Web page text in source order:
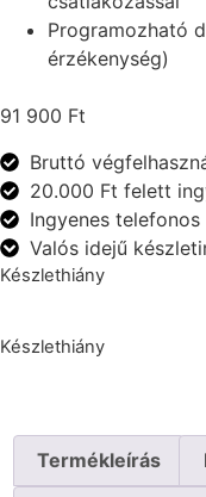
Programozható
érzékenység)
91 900 Ft
Bruttó
20.000 Ft felett
Ingyenes
Valós idejű
Készlethiány
Készlethiány
Termékleírás